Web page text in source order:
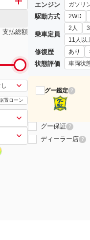
支払総額
置ローン
エンジン ガソリ
駆動方式 2WD
乗車定員
2人
11人以
修復歴 あり
状態評価 車両状
グー鑑定 ?
グー保証 ?
ディーラー店 ?